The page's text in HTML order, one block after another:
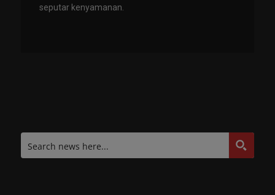
seputar kenyamanan.